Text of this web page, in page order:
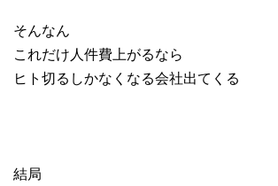
そんなん
これだけ人件費上がるなら
ヒト切るしかなくなる会社出てくる
結局